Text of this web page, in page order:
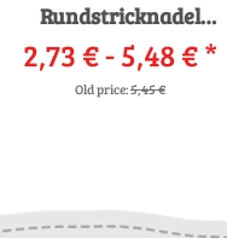
Rundstricknadel
Messing
2,73 € -5,48 €*
Old price:5,45 €